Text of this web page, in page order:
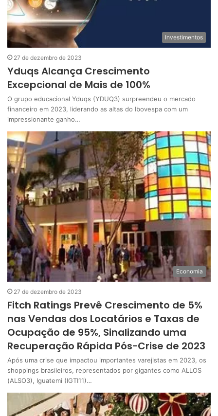
Investimentos
27 de dezembro de 2023
Yduqs Alcança Crescimento
Excepcional de Mais de 100%
O grupo educacional Yduqs (YDUQ3) surpreendeu o mercado
financeiro em 2023, liderando as altas do Ibovespa com um
impressionante ganho…
Economia
27 de dezembro de 2023
Fitch Ratings Prevê Crescimento de 5%
nas Vendas dos Locatários e Taxas de
Ocupação de 95%, Sinalizando uma
Recuperação Rápida Pós-Crise de 2023
Após uma crise que impactou importantes varejistas em 2023, os
shoppings brasileiros, representados por gigantes como ALLOS
(ALSO3), Iguatemi (IGTI11)…